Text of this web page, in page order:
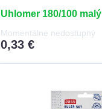
Uhlomer 180/100 malý
Momentálne nedostupný
0,33 €